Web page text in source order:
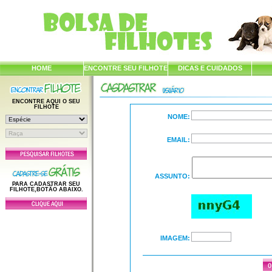
HOME ENCONTRE SEU FILHOTE DICAS E CUIDADOS
ENCONTRE AQUI O SEU
FILHOTE
PARA CADASTRAR SEU
FILHOTE,BOTÃO ABAIXO.
NOME:
EMAIL:
ASSUNTO:
IMAGEM: